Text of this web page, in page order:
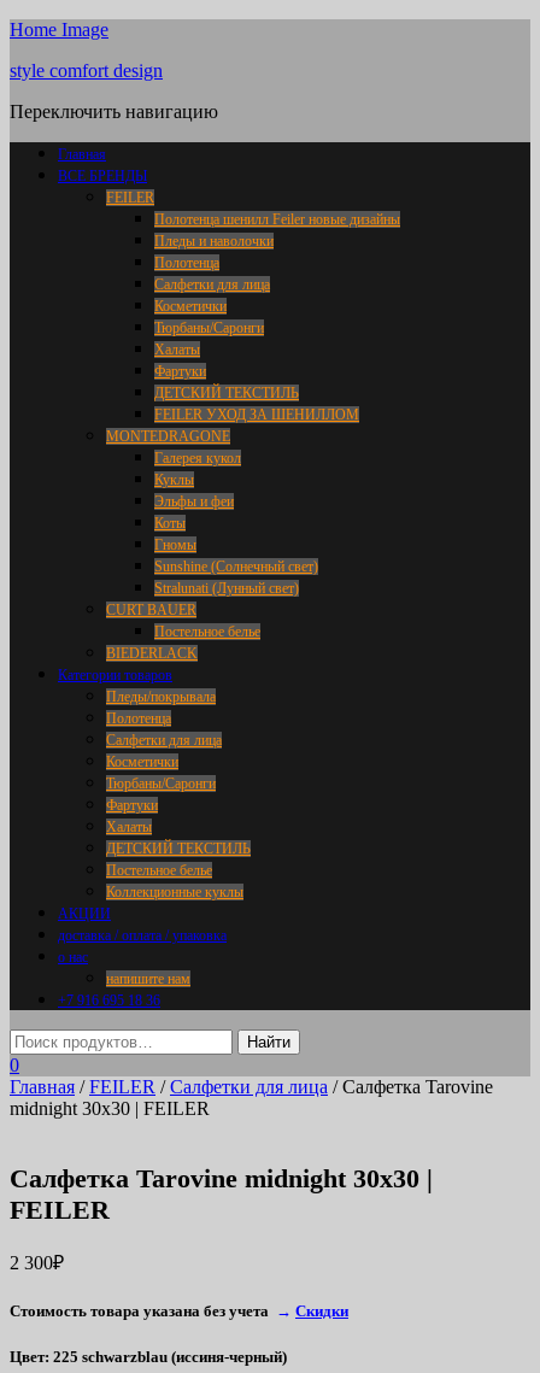
Home Image
style comfort design
Переключить навигацию
Главная
ВСЕ БРЕНДЫ
FEILER
Полотенца шенилл Feiler новые дизайны
Пледы и наволочки
Полотенца
Салфетки для лица
Косметички
Тюрбаны/Саронги
Халаты
Фартуки
ДЕТСКИЙ ТЕКСТИЛЬ
FEILER УХОД ЗА ШЕНИЛЛОМ
MONTEDRAGONE
Галерея кукол
Куклы
Эльфы и феи
Коты
Гномы
Sunshine (Солнечный свет)
Stralunati (Лунный свет)
CURT BAUER
Постельное белье
BIEDERLACK
Категории товаров
Пледы/покрывала
Полотенца
Салфетки для лица
Косметички
Тюрбаны/Саронги
Фартуки
Халаты
ДЕТСКИЙ ТЕКСТИЛЬ
Постельное белье
Коллекционные куклы
АКЦИИ
доставка / оплата / упаковка
о нас
напишите нам
+7 916 695 18 36
0
Главная /FEILER /Салфетки для лица / Салфетка Tarovine
midnight 30х30 | FEILER
Салфетка Tarovine midnight 30х30 |
FEILER
2 300₽
Стоимость товара указана без учета → Скидки
Цвет: 225 schwarzblau (иссиня-черный)